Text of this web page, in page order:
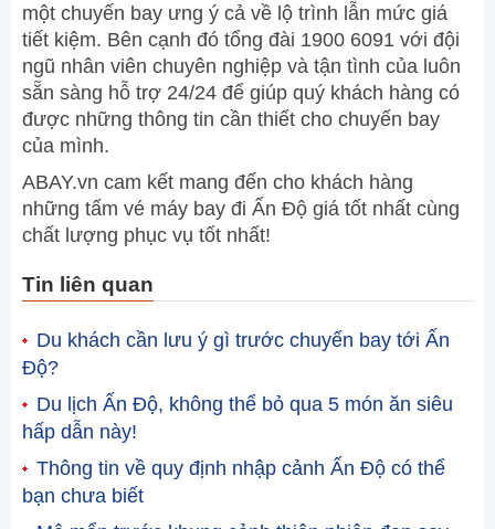
một chuyến bay ưng ý cả về lộ trình lẫn mức giá
tiết kiệm. Bên cạnh đó tổng đài 1900 6091 với đội
ngũ nhân viên chuyên nghiệp và tận tình của luôn
sẵn sàng hỗ trợ 24/24 để giúp quý khách hàng có
được những thông tin cần thiết cho chuyến bay
của mình.
ABAY.vn cam kết mang đến cho khách hàng
những tấm vé máy bay đi Ấn Độ giá tốt nhất cùng
chất lượng phục vụ tốt nhất!
Tin liên quan
Du khách cần lưu ý gì trước chuyến bay tới Ấn
Độ?
Du lịch Ấn Độ, không thể bỏ qua 5 món ăn siêu
hấp dẫn này!
Thông tin về quy định nhập cảnh Ấn Độ có thể
bạn chưa biết